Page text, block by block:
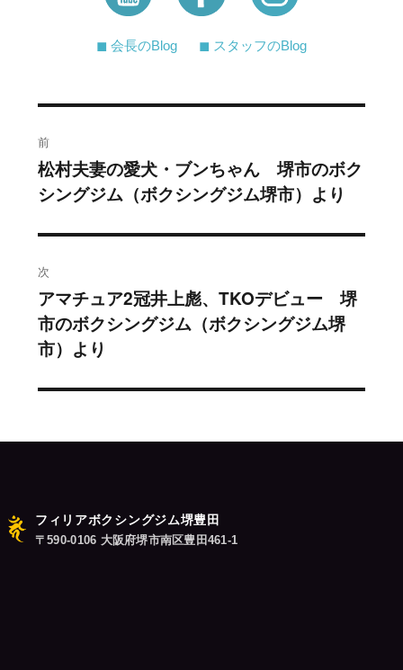
◼︎ 会長のBlog ◼︎ スタッフのBlog
稿
ナ
ビ
ゲ
ー
シ
ョ
前
過
去
稿:
松村夫妻の愛犬・ブンちゃん 堺市のボク
シングジム（ボクシングジム堺市）より
次
次
の
投
アマチュア2冠井上彪、TKOデビュー 堺
市のボクシングジム（ボクシングジム堺
市）より
フィリアボクシングジム堺豊田
〒590-0106 大阪府堺市南区豊田461-1